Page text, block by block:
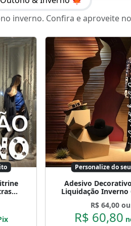
inverno. Confira e aproveite
Personalize do
Adesivo
Liquidação Inverno
R$ 64,00 ou
R$ 60,80